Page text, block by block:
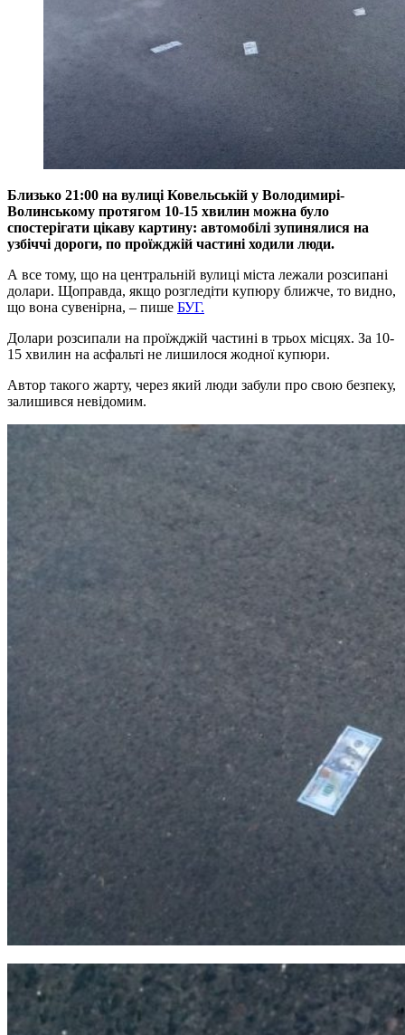
Близько 21:00 на вулиці Ковельській у Володимирі-
Волинському протягом 10-15 хвилин можна було
спостерігати цікаву картину: автомобілі зупинялися на
узбіччі дороги, по проїжджій частині ходили люди.
А все тому, що на центральній вулиці міста лежали розсипані
долари. Щоправда, якщо розгледіти купюру ближче, то видно,
що вона сувенірна, – пише БУГ.
Долари розсипали на проїжджій частині в трьох місцях. За 10-
15 хвилин на асфальті не лишилося жодної купюри.
Автор такого жарту, через який люди забули про свою безпеку,
залишився невідомим.